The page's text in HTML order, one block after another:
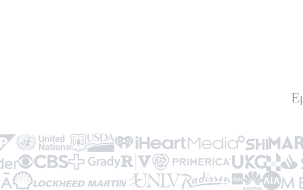
Προσωπικός διαχειριστής DBC
Προηγμένα χαρακτηριστικά